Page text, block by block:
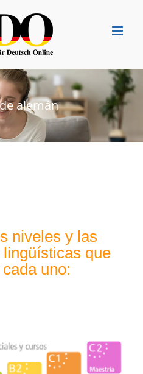
alemán
niveles y las
que
uno: